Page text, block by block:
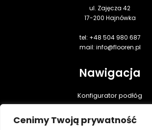
Cenimy Twoją prywatność
ul. Zajęcza 42
17-200 Hajnówka
tel: +48 504 980 687
mail: info@flooren.pl
Nawigacja
Konfigurator podłóg
Realizacje